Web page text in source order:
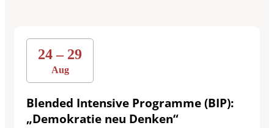
24 – 29
Aug
Blended Intensive Programme (BIP):
„Demokratie neu Denken“